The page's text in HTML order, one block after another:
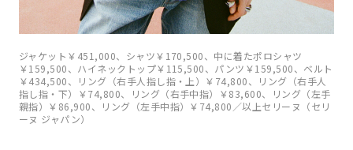
ジャケット￥451,000、シャツ￥170,500、中に着たポロシャツ
￥159,500、ハイネックトップ￥115,500、パンツ￥159,500、ベルト
￥434,500、リング（右手人指し指・上）￥74,800、リング（右手人
指し指・下）￥74,800、リング（右手中指）￥83,600、リング（左手
親指）￥86,900、リング（左手中指）￥74,800／以上セリーヌ（セリ
ーヌ ジャパン）